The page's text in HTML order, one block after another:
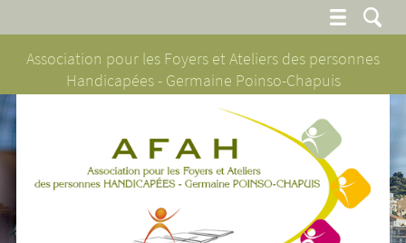
Association pour les Foyers et Ateliers des personnes
Handicapées - Germaine Poinso-Chapuis
AFAH - Association pour les Foyers et Ateliers des personnes